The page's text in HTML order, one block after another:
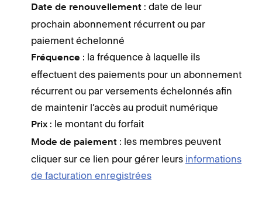
Date de renouvellement : date de leur
prochain abonnement récurrent ou par
paiement échelonné
Fréquence : la fréquence à laquelle ils
effectuent des paiements pour un abonnement
récurrent ou par versements échelonnés afin
de maintenir l’accès au produit numérique
Prix : le montant du forfait
Mode de paiement : les membres peuvent
cliquer sur ce lien pour gérer leurs informations
de facturation enregistrées